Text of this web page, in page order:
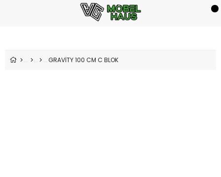
GRAVİTY 100 CM C BLOK